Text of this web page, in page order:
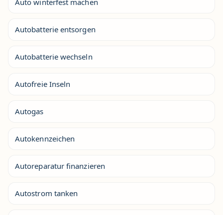
Auto winterfest machen
Autobatterie entsorgen
Autobatterie wechseln
Autofreie Inseln
Autogas
Autokennzeichen
Autoreparatur finanzieren
Autostrom tanken